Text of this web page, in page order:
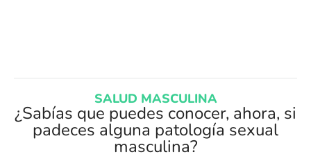
SALUD MASCULINA
¿Sabías que puedes conocer, ahora, si
padeces alguna patología sexual
masculina?